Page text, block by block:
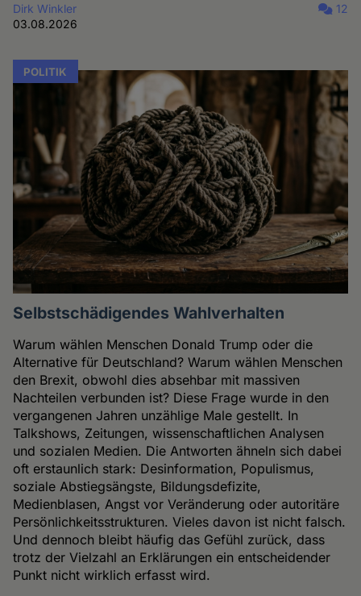
Dirk Winkler
03.08.2026
12
POLITIK
Selbstschädigendes Wahlverhalten
Warum wählen Menschen Donald Trump oder die
Alternative für Deutschland? Warum wählen Menschen
den Brexit, obwohl dies absehbar mit massiven
Nachteilen verbunden ist? Diese Frage wurde in den
vergangenen Jahren unzählige Male gestellt. In
Talkshows, Zeitungen, wissenschaftlichen Analysen
und sozialen Medien. Die Antworten ähneln sich dabei
oft erstaunlich stark: Desinformation, Populismus,
soziale Abstiegsängste, Bildungsdefizite,
Medienblasen, Angst vor Veränderung oder autoritäre
Persönlichkeitsstrukturen. Vieles davon ist nicht falsch.
Und dennoch bleibt häufig das Gefühl zurück, dass
trotz der Vielzahl an Erklärungen ein entscheidender
Punkt nicht wirklich erfasst wird.